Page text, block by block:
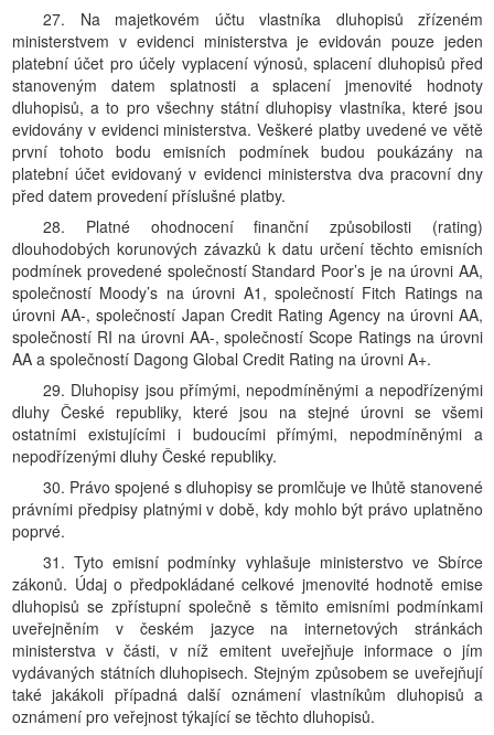
27. Na majetkovém účtu vlastníka dluhopisů zřízeném
ministerstvem v evidenci ministerstva je evidován pouze jeden
platební účet pro účely vyplacení výnosů, splacení dluhopisů před
stanoveným datem splatnosti a splacení jmenovité hodnoty
dluhopisů, a to pro všechny státní dluhopisy vlastníka, které jsou
evidovány v evidenci ministerstva. Veškeré platby uvedené ve větě
první tohoto bodu emisních podmínek budou poukázány na
platební účet evidovaný v evidenci ministerstva dva pracovní dny
před datem provedení příslušné platby.
28. Platné ohodnocení finanční způsobilosti (rating)
dlouhodobých korunových závazků k datu určení těchto emisních
podmínek provedené společností Standard Poor’s je na úrovni AA,
společností Moody’s na úrovni A1, společností Fitch Ratings na
úrovni AA-, společností Japan Credit Rating Agency na úrovni AA,
společností RI na úrovni AA-, společností Scope Ratings na úrovni
AA a společností Dagong Global Credit Rating na úrovni A+.
29. Dluhopisy jsou přímými, nepodmíněnými a nepodřízenými
dluhy České republiky, které jsou na stejné úrovni se všemi
ostatními existujícími i budoucími přímými, nepodmíněnými a
nepodřízenými dluhy České republiky.
30. Právo spojené s dluhopisy se promlčuje ve lhůtě stanovené
právními předpisy platnými v době, kdy mohlo být právo uplatněno
poprvé.
31. Tyto emisní podmínky vyhlašuje ministerstvo ve Sbírce
zákonů. Údaj o předpokládané celkové jmenovité hodnotě emise
dluhopisů se zpřístupní společně s těmito emisními podmínkami
uveřejněním v českém jazyce na internetových stránkách
ministerstva v části, v níž emitent uveřejňuje informace o jím
vydávaných státních dluhopisech. Stejným způsobem se uveřejňují
také jakákoli případná další oznámení vlastníkům dluhopisů a
oznámení pro veřejnost týkající se těchto dluhopisů.